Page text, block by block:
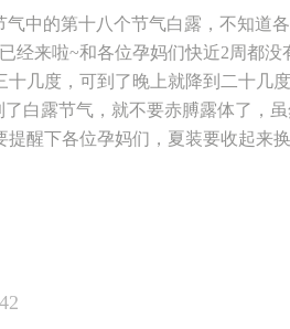
安心妈妈月子中心 公交路线：4路
预约电话：029-84317901
中的第十八个节气白露，不知道
经来啦~和各位孕妈们快近2周都没
几度，可到了晚上就降到二十几
白露节气，就不要赤膊露体了，虽
醒下各位孕妈们，夏装要收起来
！ 活动时间：2016年9月10日 星
谊路店 地址：边东街东泰城市之